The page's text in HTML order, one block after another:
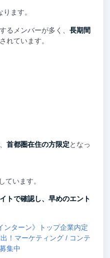
ます。
るメンバーが多く、 長期間
れています。
首都圏在住の方限定となっ
ています。
トで確認し、早めのエント
ンターン》トップ企業内定
！マーケティング / コンテ
集中